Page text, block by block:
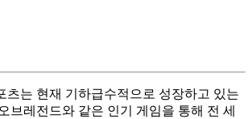
츠는 현재 기하급수적으로 성장하고 있는
브레전드와 같은 인기 게임을 통해 전 세